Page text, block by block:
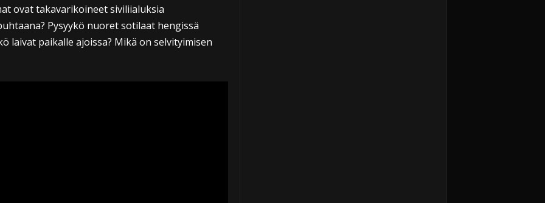
ovat takavarikoineet siviliialuksia
Pysyykö nuoret sotilaat hengissä
laivat paikalle ajoissa? Mikä on selvityimisen